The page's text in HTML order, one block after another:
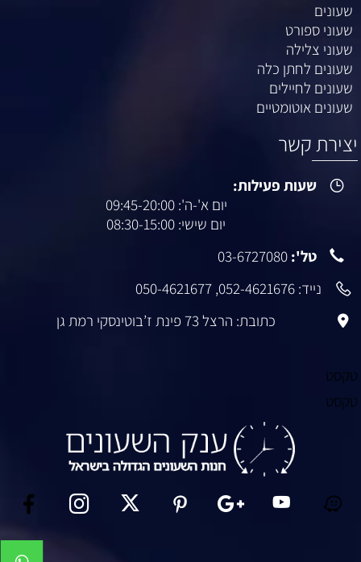
שעונים
שעוני ספורט
שעוני צלילה
שעונים לחתן כלה
שעונים לחיילים
שעונים אוטומטיים
יצירת קשר
שעות פעילות:
יום א'-ה': 09:45-20:00
יום שישי: 08:30-15:00
טל': 03-6727080
נייד: 052-4621676
,
050-4621677
כתובת: הרצל 73 פינת ז’בוטינסקי רמת גן
טקסט
טקסט